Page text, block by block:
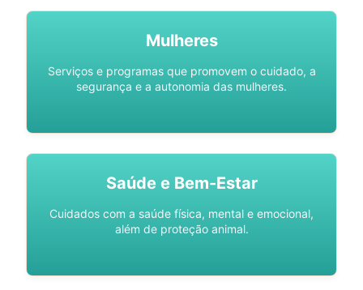
Mulheres
Serviços e programas que promovem o cuidado, a
segurança e a autonomia das mulheres.
Saúde e Bem-Estar
Cuidados com a saúde física, mental e emocional,
além de proteção animal.